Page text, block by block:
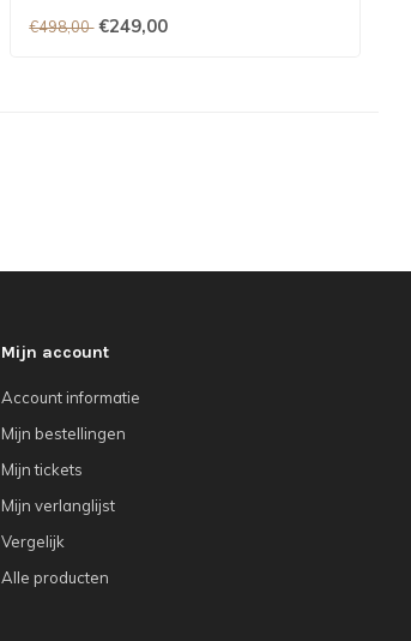
€498,00 €249,00
Mijn account
Account informatie
Mijn bestellingen
Mijn tickets
Mijn verlanglijst
Vergelijk
Alle producten